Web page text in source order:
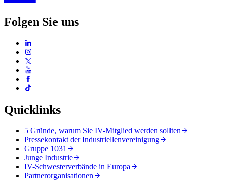
Folgen Sie uns
Quicklinks
5 Gründe, warum Sie IV-Mitglied werden sollten
Pressekontakt der Industriellenvereinigung
Gruppe 1031
Junge Industrie
IV-Schwesterverbände in Europa
Partnerorganisationen